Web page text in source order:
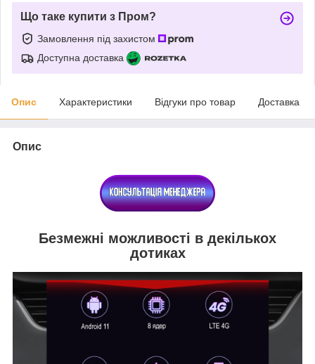
Що таке купити з Пром?
Замовлення під захистом
Доступна доставка
Опис Характеристики Відгуки про товар Доставка
Опис
Безмежні можливості в декількох
дотиках